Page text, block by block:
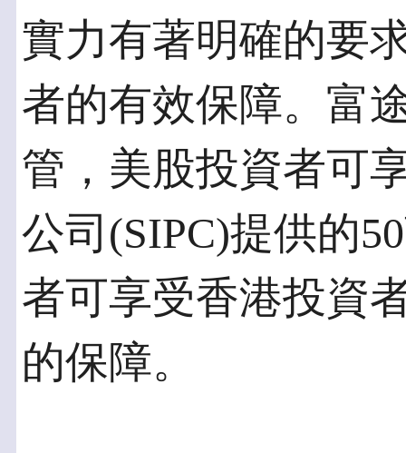
實力有著明確的要
者的有效保障。富
管，美股投資者可
公司(SIPC)提供的
者可享受香港投資
的保障。